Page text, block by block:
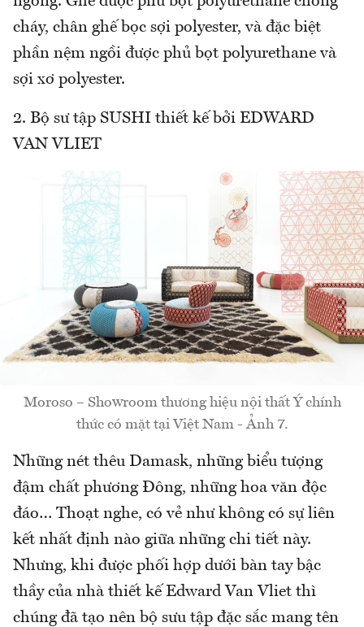
cháy, chân ghế bọc sợi polyester, và đặc biệt
phần nệm ngồi được phủ bọt polyurethane và
sợi xơ polyester.
2. Bộ sư tập SUSHI thiết kế bởi EDWARD
VAN VLIET
Moroso – Showroom thương hiệu nội thất Ý chính
thức có mặt tại Việt Nam - Ảnh 7.
Những nét thêu Damask, những biểu tượng
đậm chất phương Đông, những hoa văn độc
đáo… Thoạt nghe, có vẻ như không có sự liên
kết nhất định nào giữa những chi tiết này.
Nhưng, khi được phối hợp dưới bàn tay bậc
thầy của nhà thiết kế Edward Van Vliet thì
chúng đã tạo nên bộ sưu tập đặc sắc mang tên